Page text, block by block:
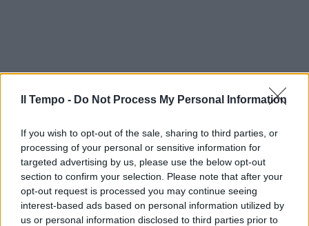
Il Tempo - Do Not Process My Personal Information
If you wish to opt-out of the sale, sharing to third parties, or
processing of your personal or sensitive information for
targeted advertising by us, please use the below opt-out
section to confirm your selection. Please note that after your
opt-out request is processed you may continue seeing
interest-based ads based on personal information utilized by
us or personal information disclosed to third parties prior to